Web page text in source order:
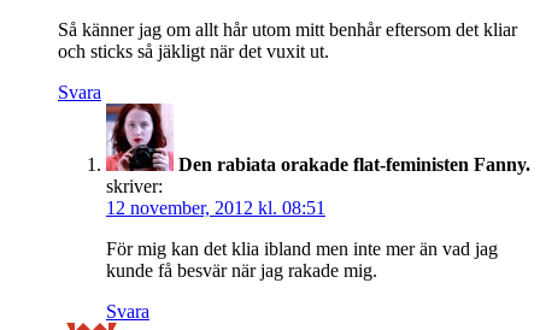
Så känner jag om allt hår utom mitt benhår eftersom det kliar
och sticks så jäkligt när det vuxit ut.
Svara
Den rabiata orakade flat-feministen Fanny.
skriver:
12 november, 2012 kl. 08:51
För mig kan det klia ibland men inte mer än vad jag
kunde få besvär när jag rakade mig.
Svara